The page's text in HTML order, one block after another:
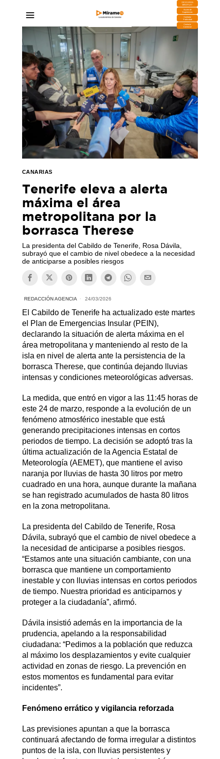
DESCARGA
MIRAPLAY
Buzón de
Sugerencias
Contratar
Publicidad
Contacto
Comercial
CANARIAS
Tenerife eleva a alerta
máxima el área
metropolitana por la
borrasca Therese
La presidenta del Cabildo de Tenerife, Rosa Dávila,
subrayó que el cambio de nivel obedece a la necesidad
de anticiparse a posibles riesgos
REDACCIÓN AGENCIA 24/03/2026
El Cabildo de Tenerife ha actualizado este martes
el Plan de Emergencias Insular (PEIN),
declarando la situación de alerta máxima en el
área metropolitana y manteniendo al resto de la
isla en nivel de alerta ante la persistencia de la
borrasca Therese, que continúa dejando lluvias
intensas y condiciones meteorológicas adversas.
La medida, que entró en vigor a las 11:45 horas de
este 24 de marzo, responde a la evolución de un
fenómeno atmosférico inestable que está
generando precipitaciones intensas en cortos
periodos de tiempo. La decisión se adoptó tras la
última actualización de la Agencia Estatal de
Meteorología (AEMET), que mantiene el aviso
naranja por lluvias de hasta 30 litros por metro
cuadrado en una hora, aunque durante la mañana
se han registrado acumulados de hasta 80 litros
en la zona metropolitana.
La presidenta del Cabildo de Tenerife, Rosa
Dávila, subrayó que el cambio de nivel obedece a
la necesidad de anticiparse a posibles riesgos.
“Estamos ante una situación cambiante, con una
borrasca que mantiene un comportamiento
inestable y con lluvias intensas en cortos periodos
de tiempo. Nuestra prioridad es anticiparnos y
proteger a la ciudadanía”, afirmó.
Dávila insistió además en la importancia de la
prudencia, apelando a la responsabilidad
ciudadana: “Pedimos a la población que reduzca
al máximo los desplazamientos y evite cualquier
actividad en zonas de riesgo. La prevención en
estos momentos es fundamental para evitar
incidentes”.
Fenómeno errático y vigilancia reforzada
Las previsiones apuntan a que la borrasca
continuará afectando de forma irregular a distintos
puntos de la isla, con lluvias persistentes y